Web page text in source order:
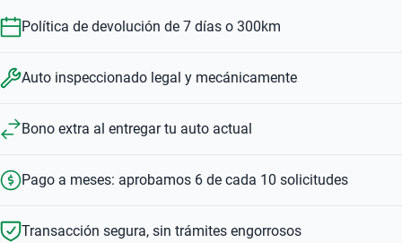
Política de devolución de 7 días o 300km
Auto inspeccionado legal y mecánicamente
Bono extra al entregar tu auto actual
Pago a meses: aprobamos 6 de cada 10 solicitudes
Transacción segura, sin trámites engorrosos